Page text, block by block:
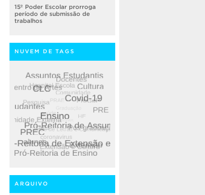
15º Poder Escolar prorroga
período de submissão de
trabalhos
NUVEM DE TAGS
ARQUIVO